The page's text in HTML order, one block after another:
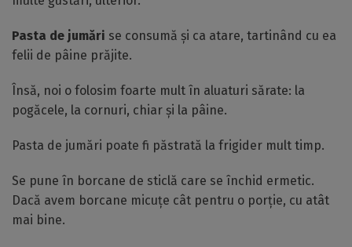
Pasta de jumări se consumă și ca atare, tartinând cu ea
felii de pâine prăjite.
Însă, noi o folosim foarte mult în aluaturi sărate: la
pogăcele, la cornuri, chiar și la pâine.
Pasta de jumări poate fi păstrată la frigider mult timp.
Se pune în borcane de sticlă care se închid ermetic.
Dacă avem borcane micuțe cât pentru o porție, cu atât
mai bine.